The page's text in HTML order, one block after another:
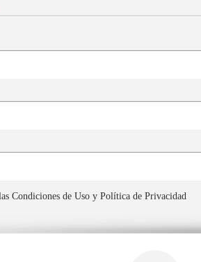
Condiciones de Uso y Política de Privacidad